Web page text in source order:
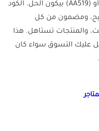
كود خصم ايزل بيوتي (KSB) أو (ALL) أو (AA519) بيكون الحل. الكود
ومضمون من كل
والمنتجات تستاهل. هذا
عليك التسوق سواء كان